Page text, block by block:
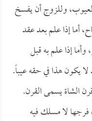
وللزوج أن يفسخ
أما إذا علم بعد عقد
وأما إذا علم به قبل
يكون هذا في حقه عيباً.
الشاة يسمى القرن.
فرجها لا مسلك فيه